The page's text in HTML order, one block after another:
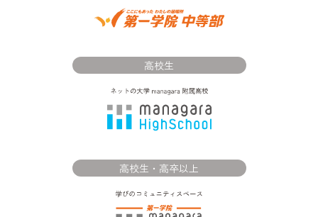
高校生
高校生・高卒以上